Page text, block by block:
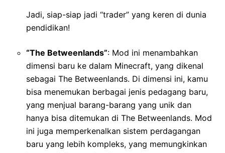
Jadi, siap-siap jadi “trader” yang keren di dunia
pendidikan!
“The Betweenlands”: Mod ini menambahkan
dimensi baru ke dalam Minecraft, yang dikenal
sebagai The Betweenlands. Di dimensi ini, kamu
bisa menemukan berbagai jenis pedagang baru,
yang menjual barang-barang yang unik dan
hanya bisa ditemukan di The Betweenlands. Mod
ini juga memperkenalkan sistem perdagangan
baru yang lebih kompleks, yang memungkinkan